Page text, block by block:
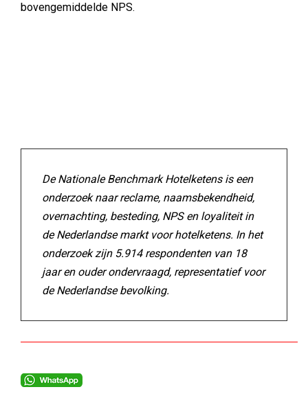
bovengemiddelde NPS.
De Nationale Benchmark Hotelketens is een
onderzoek naar reclame, naamsbekendheid,
overnachting, besteding, NPS en loyaliteit in
de Nederlandse markt voor hotelketens. In het
onderzoek zijn 5.914 respondenten van 18
jaar en ouder ondervraagd, representatief voor
de Nederlandse bevolking.